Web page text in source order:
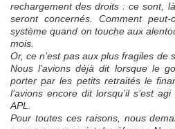
rechargement des droits : ce sont,
seront concernés. Comment
système quand on touche aux
mois.
Or, ce n’est pas aux plus fragiles de
Nous l’avions déjà dit lorsque le
porter par les petits retraités le
l’avions encore dit lorsqu’il s’est
APL.
Pour toutes ces raisons, nous